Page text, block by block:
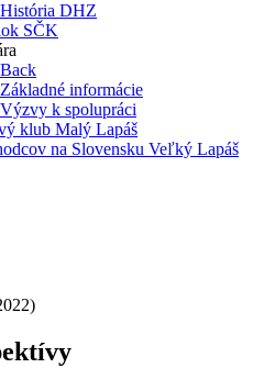
História DHZ
SČK
Back
Základné informácie
Výzvy k spolupráci
klub Malý Lapáš
na Slovensku Veľký Lapáš